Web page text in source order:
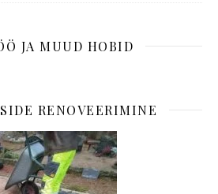
JA MUUD HOBID
RENOVEERIMINE